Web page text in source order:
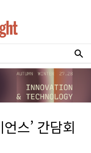
스’ 간담회